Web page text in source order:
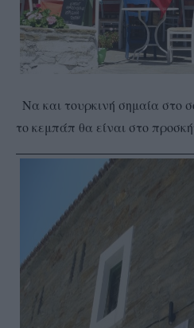
Να και τουρκινή σημαία στο
το κεμπάπ θα είναι στο